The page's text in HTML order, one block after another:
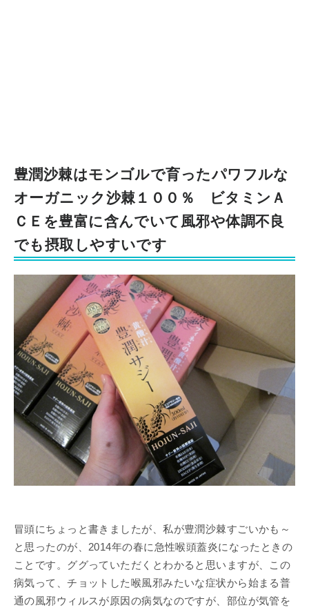
豊潤沙棘はモンゴルで育ったパワフルな
オーガニック沙棘１００％ ビタミンＡ
ＣＥを豊富に含んでいて風邪や体調不良
でも摂取しやすいです
冒頭にちょっと書きましたが、私が豊潤沙棘すごいかも～
と思ったのが、2014年の春に急性喉頭蓋炎になったときの
ことです。ググっていただくとわかると思いますが、この
病気って、チョットした喉風邪みたいな症状から始まる普
通の風邪ウィルスが原因の病気なのですが、部位が気管を